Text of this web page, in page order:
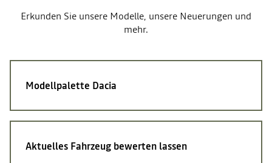
Erkunden Sie unsere Modelle, unsere Neuerungen und
mehr.
Modellpalette Dacia
Aktuelles Fahrzeug bewerten lassen